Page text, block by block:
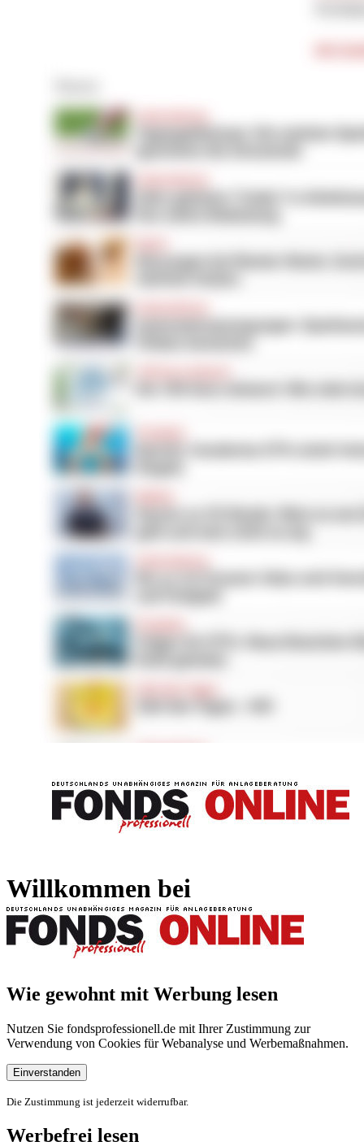
Willkommen bei
Wie gewohnt mit Werbung lesen
Nutzen Sie fondsprofessionell.de mit Ihrer Zustimmung zur
Verwendung von Cookies für Webanalyse und Werbemaßnahmen.
Einverstanden
Die Zustimmung ist jederzeit widerrufbar.
Werbefrei lesen